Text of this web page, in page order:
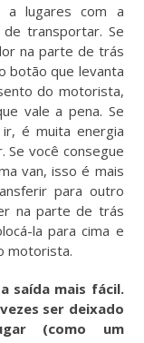
a lugares com a
transportar. Se
na parte de trás
botão que levanta
do motorista,
vale a pena. Se
é muita energia
Se você consegue
van, isso é mais
para outro
na parte de trás
la para cima e
motorista.
saída mais fácil.
ser deixado
(como um